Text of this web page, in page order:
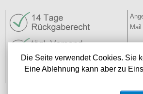
Neuigkeiten
Mail
Die Seite verwendet Cookies. Sie
Eine Ablehnung kann aber zu